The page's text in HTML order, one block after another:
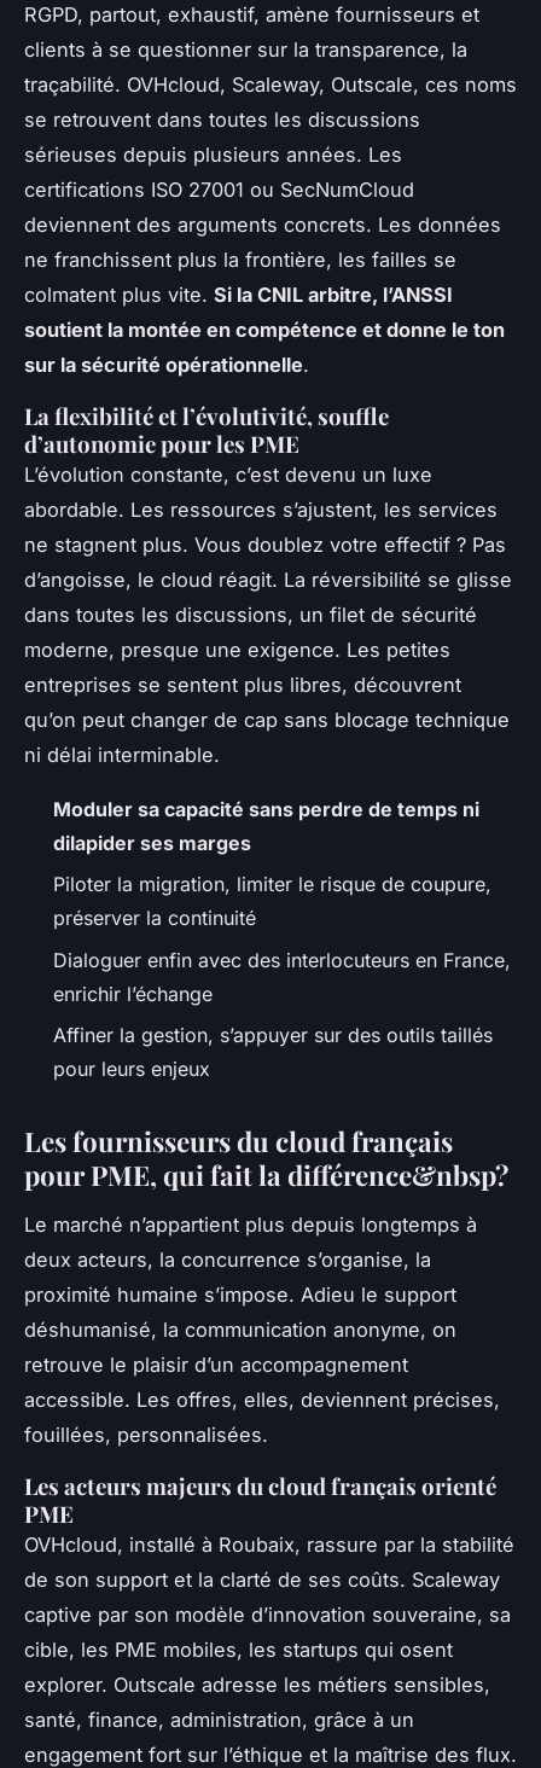
RGPD, partout, exhaustif, amène fournisseurs et
clients à se questionner sur la transparence, la
traçabilité. OVHcloud, Scaleway, Outscale, ces noms
se retrouvent dans toutes les discussions
sérieuses depuis plusieurs années. Les
certifications ISO 27001 ou SecNumCloud
deviennent des arguments concrets. Les données
ne franchissent plus la frontière, les failles se
colmatent plus vite. Si la CNIL arbitre, l’ANSSI
soutient la montée en compétence et donne le ton
sur la sécurité opérationnelle.
La flexibilité et l’évolutivité, souffle
d’autonomie pour les PME
L’évolution constante, c’est devenu un luxe
abordable. Les ressources s’ajustent, les services
ne stagnent plus. Vous doublez votre effectif ? Pas
d’angoisse, le cloud réagit. La réversibilité se glisse
dans toutes les discussions, un filet de sécurité
moderne, presque une exigence. Les petites
entreprises se sentent plus libres, découvrent
qu’on peut changer de cap sans blocage technique
ni délai interminable.
Moduler sa capacité sans perdre de temps ni
dilapider ses marges
Piloter la migration, limiter le risque de coupure,
préserver la continuité
Dialoguer enfin avec des interlocuteurs en France,
enrichir l’échange
Affiner la gestion, s’appuyer sur des outils taillés
pour leurs enjeux
Les fournisseurs du cloud français
pour PME, qui fait la différence&nbsp?
Le marché n’appartient plus depuis longtemps à
deux acteurs, la concurrence s’organise, la
proximité humaine s’impose. Adieu le support
déshumanisé, la communication anonyme, on
retrouve le plaisir d’un accompagnement
accessible. Les offres, elles, deviennent précises,
fouillées, personnalisées.
Les acteurs majeurs du cloud français orienté
PME
OVHcloud, installé à Roubaix, rassure par la stabilité
de son support et la clarté de ses coûts. Scaleway
captive par son modèle d’innovation souveraine, sa
cible, les PME mobiles, les startups qui osent
explorer. Outscale adresse les métiers sensibles,
santé, finance, administration, grâce à un
engagement fort sur l’éthique et la maîtrise des flux.